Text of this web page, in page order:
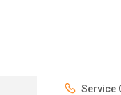
Service